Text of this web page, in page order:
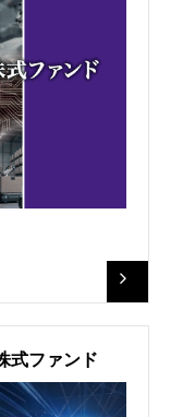
式ファンド